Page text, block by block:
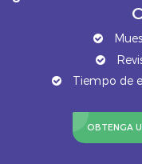
Tiempo de
OBTENGA